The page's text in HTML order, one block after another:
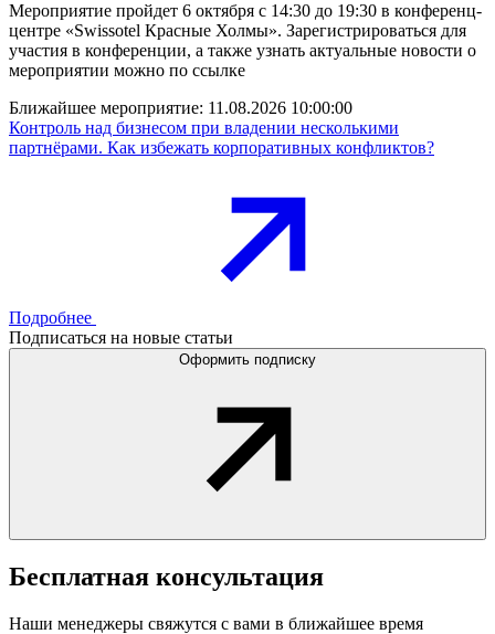
Мероприятие пройдет 6 октября с 14:30 до 19:30 в конференц-
центре «Swissotel Красные Холмы». Зарегистрироваться для
участия в конференции, а также узнать актуальные новости о
мероприятии можно по ссылке
Ближайшее мероприятие: 11.08.2026 10:00:00
Контроль над бизнесом при владении несколькими
партнёрами. Как избежать корпоративных конфликтов?
Подробнее
Подписаться на новые статьи
Оформить подписку
Бесплатная консультация
Наши менеджеры свяжутся с вами в ближайшее время